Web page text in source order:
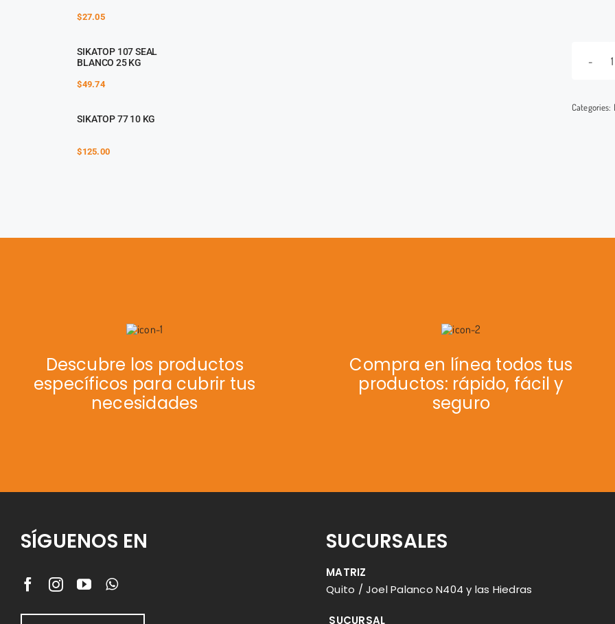
$27.05
SIKATOP 107 SEAL
BLANCO 25 KG
$49.74
SIKATOP 77 10 KG
$125.00
Categories:
Descubre los productos
específicos para cubrir tus
necesidades
Compra en línea todos tus
productos: rápido, fácil y
seguro
SÍGUENOS EN SUCURSALES
MATRIZ
Quito / Joel Palanco N404 y las Hiedras
SUCURSAL